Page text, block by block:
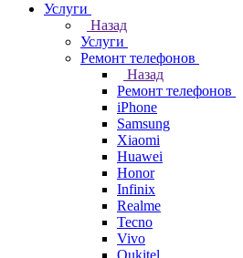
Услуги
Назад
Услуги
Ремонт телефонов
Назад
Ремонт телефонов
iPhone
Samsung
Xiaomi
Huawei
Honor
Infinix
Realme
Tecno
Vivo
Oukitel